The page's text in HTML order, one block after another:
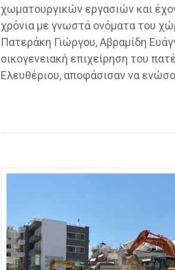
χωματουργικών εργασιών και
χρόνια με γνωστά ονόματα του
Πατεράκη Γιώργου, Αβραμίδη
οικογενειακή επιχείρηση του
Ελευθέριου, αποφάσισαν να